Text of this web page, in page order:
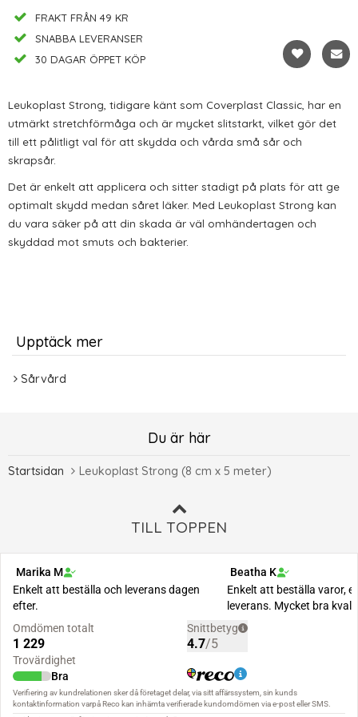
FRAKT FRÅN 49 KR
SNABBA LEVERANSER
30 DAGAR ÖPPET KÖP
Leukoplast Strong, tidigare känt som Coverplast Classic, har en
utmärkt stretchförmåga och är mycket slitstarkt, vilket gör det
till ett pålitligt val för att skydda och vårda små sår och
skrapsår.
Det är enkelt att applicera och sitter stadigt på plats för att ge
optimalt skydd medan såret läker. Med Leukoplast Strong kan
du vara säker på att din skada är väl omhändertagen och
skyddad mot smuts och bakterier.
Upptäck mer
Sårvård
Du är här
Startsidan Leukoplast Strong (8 cm x 5 meter)
TILL TOPPEN